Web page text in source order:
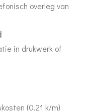
overleg van
in drukwerk of
(0,21 k/m)